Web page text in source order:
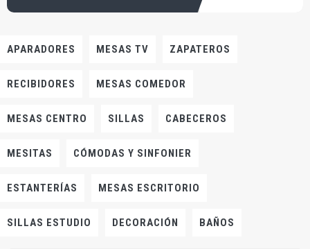
APARADORES MESAS TV ZAPATEROS
RECIBIDORES MESAS COMEDOR
MESAS CENTRO SILLAS CABECEROS
MESITAS CÓMODAS Y SINFONIER
ESTANTERÍAS MESAS ESCRITORIO
SILLAS ESTUDIO DECORACIÓN BAÑOS